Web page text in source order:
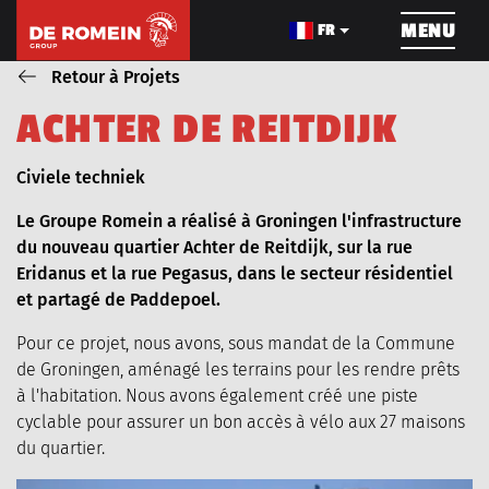
FR MENU
CONSTRUCTION DE
PIPELINE
LE CÂBLAGE
LES MACHINES POSTES VACANTS
NOUVELLES VIDEOS
Retour à Projets
ACHTER DE REITDIJK
Blog_field_Dienst
Civiele techniek
Le Groupe Romein a réalisé à Groningen l'infrastructure
du nouveau quartier Achter de Reitdijk, sur la rue
Eridanus et la rue Pegasus, dans le secteur résidentiel
et partagé de Paddepoel.
Pour ce projet, nous avons, sous mandat de la Commune
de Groningen, aménagé les terrains pour les rendre prêts
à l'habitation. Nous avons également créé une piste
cyclable pour assurer un bon accès à vélo aux 27 maisons
du quartier.